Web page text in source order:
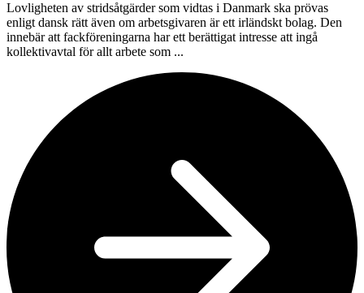
Lovligheten av stridsåtgärder som vidtas i Danmark ska prövas
enligt dansk rätt även om arbetsgivaren är ett irländskt bolag. Den
innebär att fackföreningarna har ett berättigat intresse att ingå
kollektivavtal för allt arbete som ...